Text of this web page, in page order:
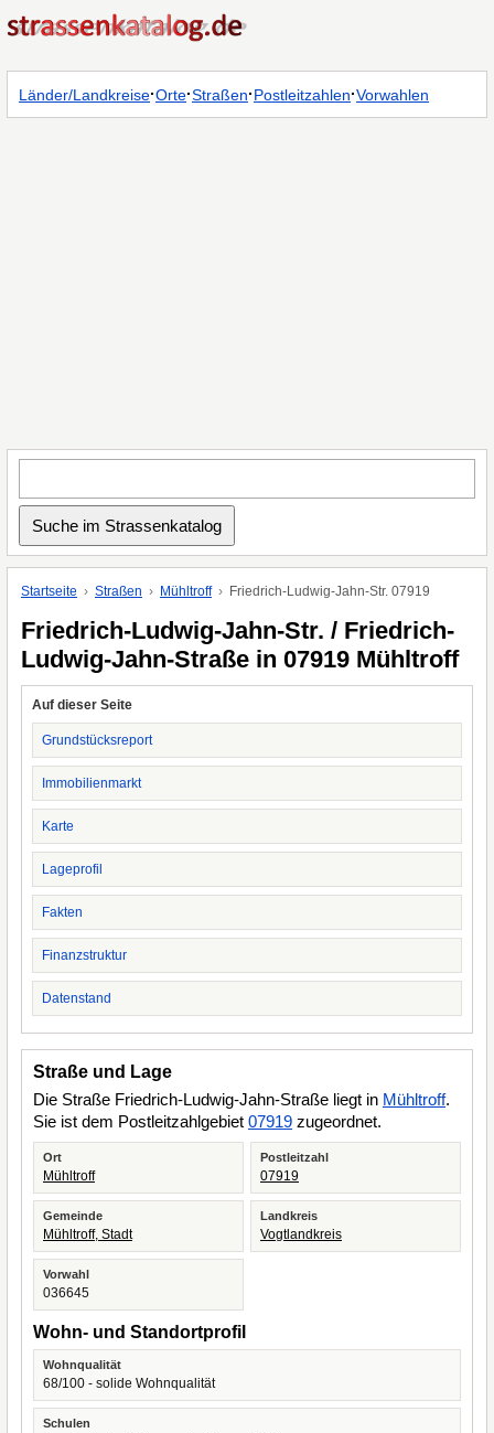
Länder/Landkreise·Orte·Straßen·Postleitzahlen·Vorwahlen
Startseite Straßen Mühltroff Friedrich-Ludwig-Jahn-Str. 07919
Friedrich-Ludwig-Jahn-Str. / Friedrich-
Ludwig-Jahn-Straße in 07919 Mühltroff
Auf dieser Seite
Grundstücksreport
Immobilienmarkt
Karte
Lageprofil
Fakten
Finanzstruktur
Datenstand
Straße und Lage
Die Straße Friedrich-Ludwig-Jahn-Straße liegt in Mühltroff.
Sie ist dem Postleitzahlgebiet 07919 zugeordnet.
Ort
Mühltroff
Postleitzahl
07919
Gemeinde
Mühltroff, Stadt
Landkreis
Vogtlandkreis
Vorwahl
036645
Wohn- und Standortprofil
Wohnqualität
68/100 - solide Wohnqualität
Schulen